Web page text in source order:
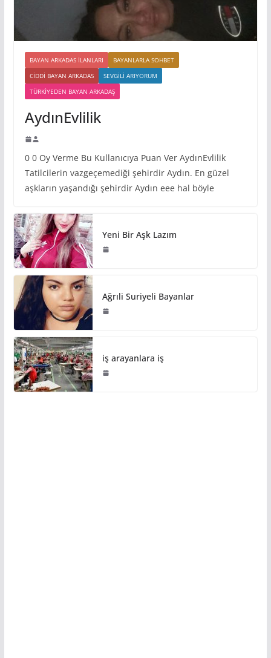
BAYAN ARKADAS ILANLARI
BAYANLARLA SOHBET
CIDDI BAYAN ARKADAS
SEVGILI ARIYORUM
TÜRKIYEDEN BAYAN ARKADAŞ
AydınEvlilik
0 0 Oy Verme Bu Kullanıcıya Puan Ver AydınEvlilik
Tatilcilerin vazgeçemediği şehirdir Aydın. En güzel
aşkların yaşandığı şehirdir Aydın eee hal böyle
Yeni Bir Aşk Lazım
Ağrıli Suriyeli Bayanlar
iş arayanlara iş